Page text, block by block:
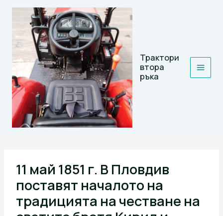
Skip
Трактори
втора
ръка
11 май 1851 г. В Пловдив
поставят началото на
традицията на честване на